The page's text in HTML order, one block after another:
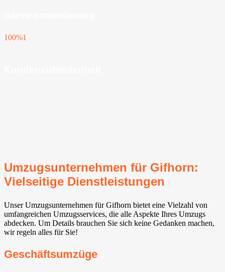
100%1
Umzugsunternehmen für Gifhorn:
Vielseitige Dienstleistungen
Unser Umzugsunternehmen für Gifhorn bietet eine Vielzahl von
umfangreichen Umzugsservices, die alle Aspekte Ihres Umzugs
abdecken. Um Details brauchen Sie sich keine Gedanken machen,
wir regeln alles für Sie!
Geschäftsumzüge